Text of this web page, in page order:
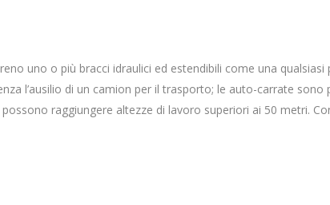
uno o più bracci idraulici ed estendibili come una
l’ausilio di un camion per il trasporto; le auto-carrate sono
raggiungere altezze di lavoro superiori ai 50 metri.